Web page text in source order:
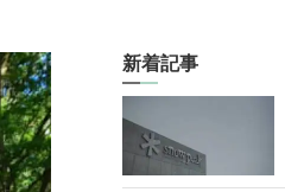
新着記事